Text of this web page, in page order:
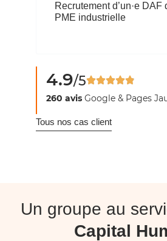
4.9/5
260 avis Google & Pages
Tous nos cas client
Recrutement d’un·e DAF
PME industrielle
Un groupe au
Capital